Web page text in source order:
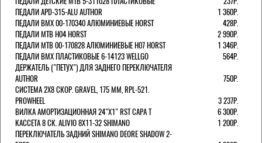
ПЕДАЛИ APD-315-ALU AUTHOR
1 360Р.
ПЕДАЛИ BMX 00-170340 АЛЮМИНИЕВЫЕ HORST
428Р.
ПЕДАЛИ MTB H04 HORST
2 990Р.
ПЕДАЛИ MTB 00-170828 АЛЮМИНИЕВЫЕ H07 HORST
1 346Р.
ПЕДАЛИ BMX ПЛАСТИКОВЫЕ 6-14123 WELLGO
564Р.
ДЕРЖАТЕЛЬ ("ПЕТУХ") ДЛЯ ЗАДНЕГО ПЕРЕКЛЮЧАТЕЛЯ
AUTHOR
750Р.
СИСТЕМА 2Х8 СКОР. GRAVEL, 175 ММ, RPL-521.
PROWHEEL
3 237Р.
ВИЛКА АМОРТИЗАЦИОННАЯ 24"Х1" RST CAPA Т
6 300Р.
КАССЕТА 8 СК. ALIVIO 8Х11-32 SHIMANO
1 200Р.
ПЕРЕКЛЮЧАТЕЛЬ ЗАДНИЙ SHIMANO DEORE SHADOW 2-